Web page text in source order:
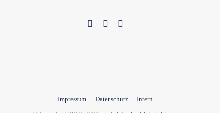
Impressum| Datenschutz| Intern